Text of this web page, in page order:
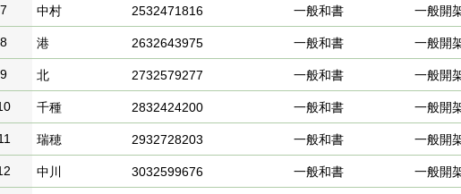
7 中村 2532471816 一般和書 一般開
8 港 2632643975 一般和書 一般開
9 北 2732579277 一般和書 一般開
千種 2832424200 一般和書 一般開
瑞穂 2932728203 一般和書 一般開
中川 3032599676 一般和書 一般開